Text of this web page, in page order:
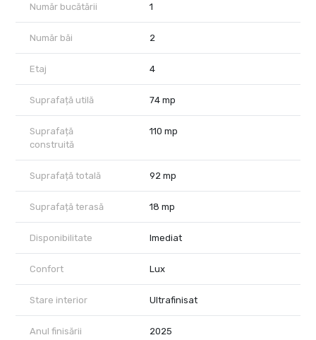
Dacă îți dorești un cămin care îmbină perfect natura cu luxul
urban, acest apartament este exact ceea ce cauți. Contactează-
ne pentru mai multe detalii sau pentru a programa o vizionare!
Număr bucătării 1
Număr băi 2
Etaj 4
Suprafață utilă 74 mp
Suprafață
construită
110 mp
Suprafață totală 92 mp
Suprafață terasă 18 mp
Disponibilitate Imediat
Confort Lux
Stare interior Ultrafinisat
Anul finisării 2025